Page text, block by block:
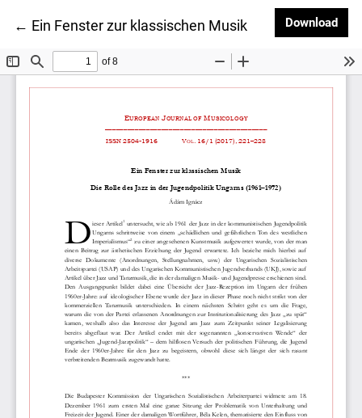
← Return to Article Details
Ein Fenster zur klassischen Musik Download